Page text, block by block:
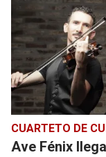
CUARTETO DE
Ave Fénix